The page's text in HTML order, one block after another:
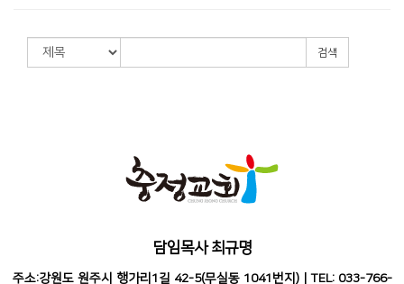
검색
담임목사 최규명
주소:강원도 원주시 행가리1길 42-5(무실동 1041번지) | TEL: 033-766-